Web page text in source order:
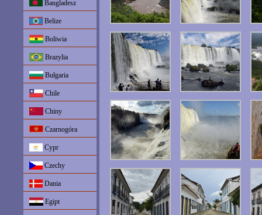
Bangladesz
Belize
Boliwia
Brazylia
Bułgaria
Chile
Chiny
Czarnogóra
Cypr
Czechy
Dania
Egipt